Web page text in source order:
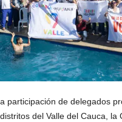
participación de delegados
del Valle del Cauca, la